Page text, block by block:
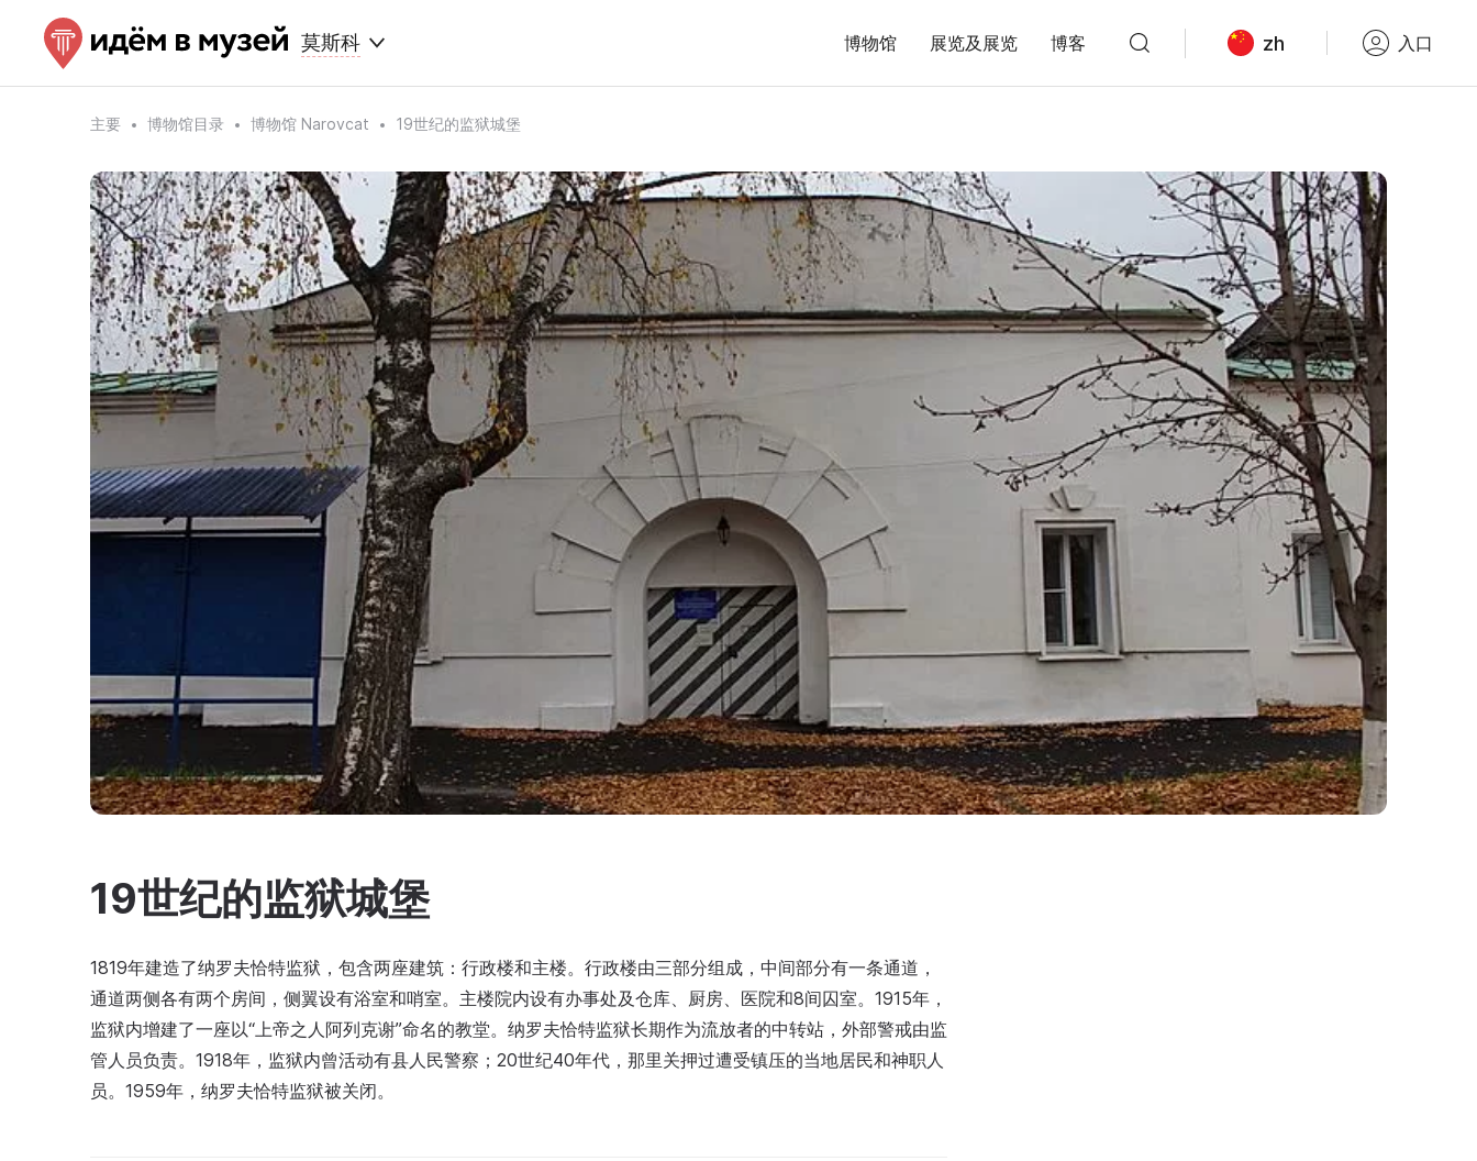
莫斯科 博物馆 展览及展览 博客 zh 入口
主要 博物馆目录 博物馆 Narovcat 19世纪的监狱城堡
19世纪的监狱城堡
1819年建造了纳罗夫恰特监狱，包含两座建筑：行政楼和主楼。行政楼由三部分组成，中间部分有一条通道，
通道两侧各有两个房间，侧翼设有浴室和哨室。主楼院内设有办事处及仓库、厨房、医院和8间囚室。1915年，
监狱内增建了一座以“上帝之人阿列克谢”命名的教堂。纳罗夫恰特监狱长期作为流放者的中转站，外部警戒由监
管人员负责。1918年，监狱内曾活动有县人民警察；20世纪40年代，那里关押过遭受镇压的当地居民和神职人
员。1959年，纳罗夫恰特监狱被关闭。